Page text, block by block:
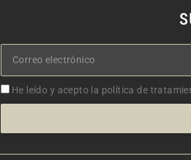
Correo
electrónico
Aceptacion
He leído y acepto la política de